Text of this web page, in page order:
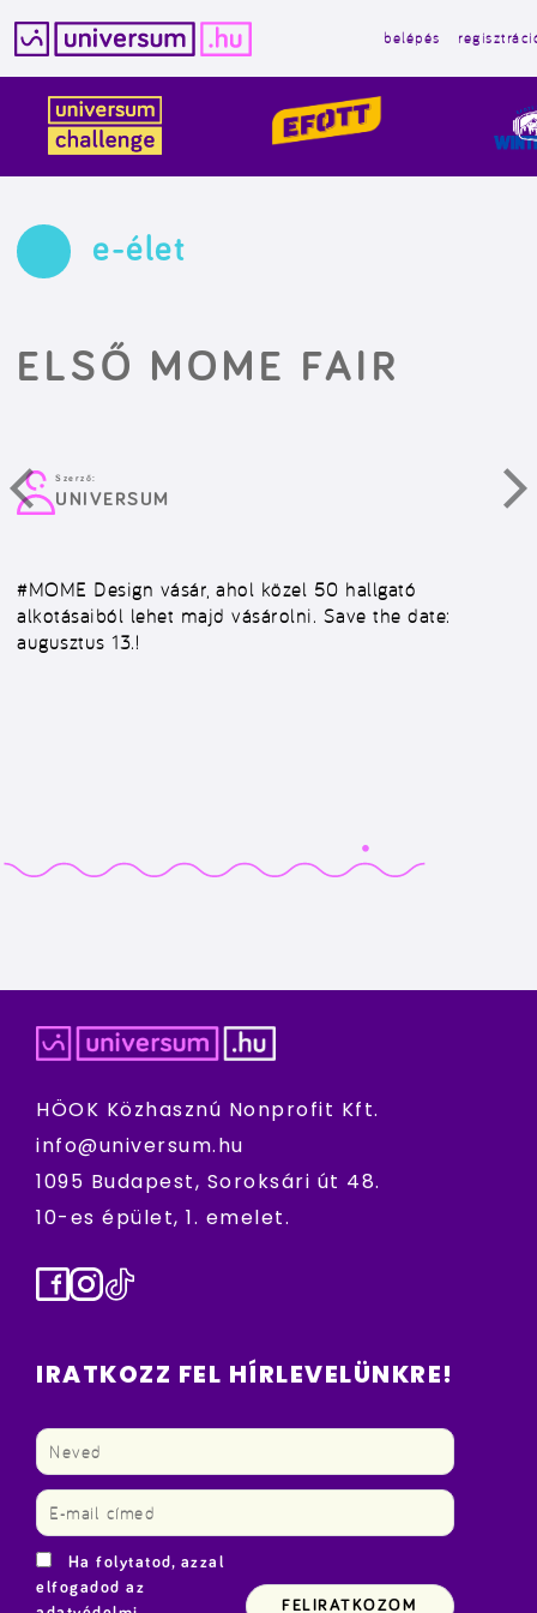
tartalomba
belépés
e-élet
ELSŐ MOME FAIR
Szerző:
UNIVERSUM
#MOME Design vásár, ahol közel 50 hallgató
alkotásaiból lehet majd vásárolni. Save the date:
augusztus 13.!
HÖOK Közhasznú Nonprofit Kft.
info@universum.hu
1095 Budapest, Soroksári út 48.
10-es épület, 1. emelet.
Facebook
Instagram
TikTok
IRATKOZZ FEL HÍRLEVELÜNKRE!
Ha folytatod, azzal
elfogadod az